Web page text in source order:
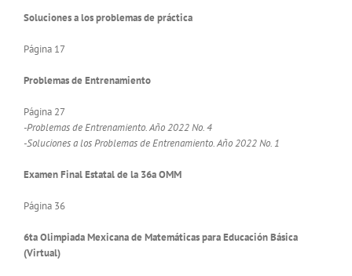
Soluciones a los problemas de práctica
Página 17
Problemas de Entrenamiento
Página 27
-Problemas de Entrenamiento. Año 2022 No. 4
-Soluciones a los Problemas de Entrenamiento. Año 2022 No. 1
Examen Final Estatal de la 36a OMM
Página 36
6ta Olimpiada Mexicana de Matemáticas para Educación Básica
(Virtual)